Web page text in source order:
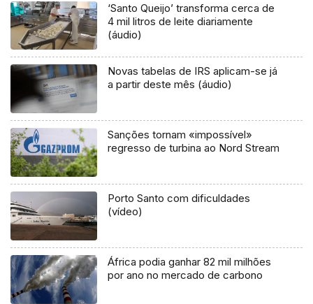
‘Santo Queijo’ transforma cerca de
4 mil litros de leite diariamente
(áudio)
Novas tabelas de IRS aplicam-se já
a partir deste mês (áudio)
Sanções tornam «impossível»
regresso de turbina ao Nord Stream
Porto Santo com dificuldades
(vídeo)
África podia ganhar 82 mil milhões
por ano no mercado de carbono